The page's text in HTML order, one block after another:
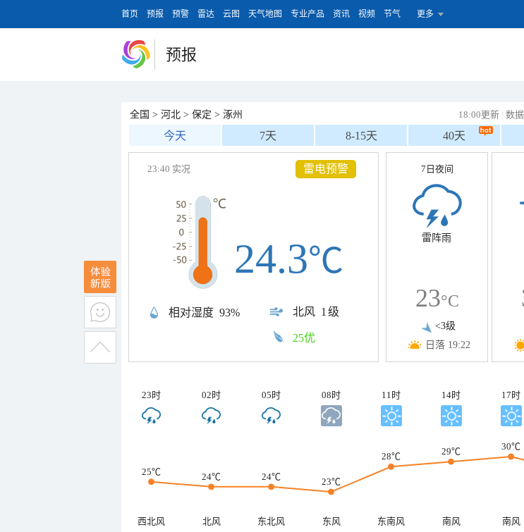
首页 预报 预警 雷达 云图 天气地图 专业产品 资讯 视频 节气 更多
预报
全国 > 河北 > 保定 > 涿州 18:00更新 | 数
今天 7天 8-15天 40天
雷电预警
23:40 实况
相对湿度 93% 北风 1级
24.3℃
25优
7日夜间
雷阵雨
23°C
<3级
日落 19:22
23时 02时 05时 08时 11时 14时 17时
25℃ 24℃ 24℃ 23℃
28℃ 29℃
30℃
西北风 北风 东北风 东风 东南风 南风 南风